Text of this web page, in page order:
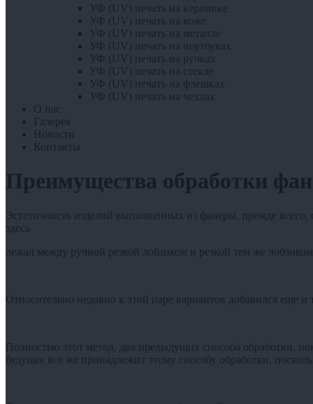
УФ (UV) печать на керамике
УФ (UV) печать на коже
УФ (UV) печать на металле
УФ (UV) печать на ноутбуках
УФ (UV) печать на ручках
УФ (UV) печать на стекле
УФ (UV) печать на флешках
УФ (UV) печать на чехлах
О нас
Галерея
Новости
Контакты
Преимущества обработки
Эстетичность изделий выполненных из фанеры, прежде
здесь
лежал между ручной резкой лобзиком и резкой тем же
Относительно недавно к этой паре вариантов добавился еще
Полностью этот метод, два предыдущих способа обработки,
будущее все же принадлежит этому способу обработки,